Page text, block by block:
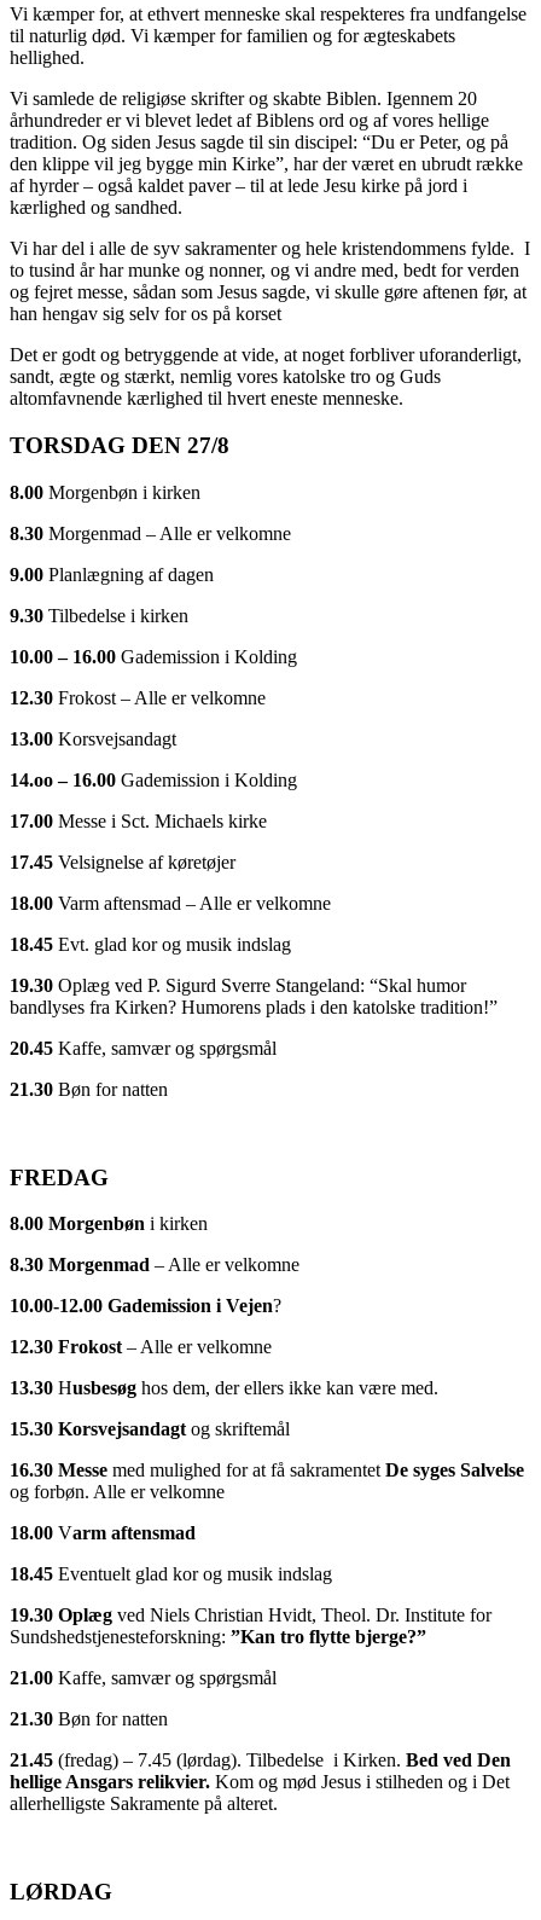
Vi kæmper for, at ethvert menneske skal respekteres fra undfangelse
til naturlig død. Vi kæmper for familien og for ægteskabets
hellighed.
Vi samlede de religiøse skrifter og skabte Biblen. Igennem 20
århundreder er vi blevet ledet af Biblens ord og af vores hellige
tradition. Og siden Jesus sagde til sin discipel: “Du er Peter, og på
den klippe vil jeg bygge min Kirke”, har der været en ubrudt række
af hyrder – også kaldet paver – til at lede Jesu kirke på jord i
kærlighed og sandhed.
Vi har del i alle de syv sakramenter og hele kristendommens fylde. I
to tusind år har munke og nonner, og vi andre med, bedt for verden
og fejret messe, sådan som Jesus sagde, vi skulle gøre aftenen før, at
han hengav sig selv for os på korset
Det er godt og betryggende at vide, at noget forbliver uforanderligt,
sandt, ægte og stærkt, nemlig vores katolske tro og Guds
altomfavnende kærlighed til hvert eneste menneske.
TORSDAG DEN 27/8
8.00 Morgenbøn i kirken
8.30 Morgenmad – Alle er velkomne
9.00 Planlægning af dagen
9.30 Tilbedelse i kirken
10.00 – 16.00 Gademission i Kolding
12.30 Frokost – Alle er velkomne
13.00 Korsvejsandagt
14.oo – 16.00 Gademission i Kolding
17.00 Messe i Sct. Michaels kirke
17.45 Velsignelse af køretøjer
18.00 Varm aftensmad – Alle er velkomne
18.45 Evt. glad kor og musik indslag
19.30 Oplæg ved P. Sigurd Sverre Stangeland: “Skal humor
bandlyses fra Kirken? Humorens plads i den katolske tradition!”
20.45 Kaffe, samvær og spørgsmål
21.30 Bøn for natten
FREDAG
8.00 Morgenbøn i kirken
8.30 Morgenmad – Alle er velkomne
10.00-12.00 Gademission i Vejen?
12.30 Frokost – Alle er velkomne
13.30 Husbesøg hos dem, der ellers ikke kan være med.
15.30 Korsvejsandagt og skriftemål
16.30 Messe med mulighed for at få sakramentet De syges Salvelse
og forbøn. Alle er velkomne
18.00 Varm aftensmad
18.45 Eventuelt glad kor og musik indslag
19.30 Oplæg ved Niels Christian Hvidt, Theol. Dr. Institute for
Sundshedstjenesteforskning: ”Kan tro flytte bjerge?”
21.00 Kaffe, samvær og spørgsmål
21.30 Bøn for natten
21.45 (fredag) – 7.45 (lørdag). Tilbedelse i Kirken. Bed ved Den
hellige Ansgars relikvier. Kom og mød Jesus i stilheden og i Det
allerhelligste Sakramente på alteret.
LØRDAG